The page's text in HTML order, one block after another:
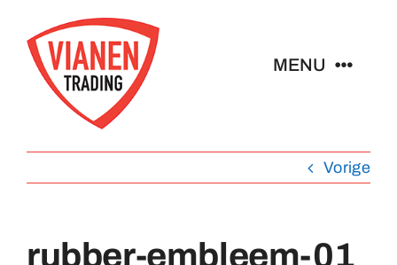
naar
inhoud
MENU
Pins
Vorige
rubber-embleem-01